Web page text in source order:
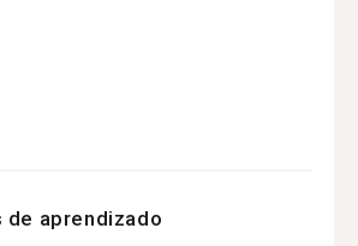
de aprendizado